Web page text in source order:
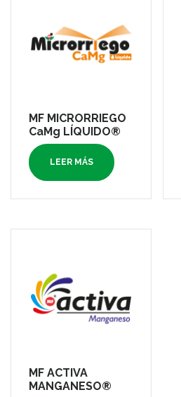
MF MICRORRIEGO
CaMg LÍQUIDO®
LEER MÁS
MF ACTIVA
MANGANESO®